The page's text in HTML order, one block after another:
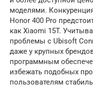
моделями.
Honor 400 Pro
как Xiaomi 15T.
проблемы с Ubisoft
даже у крупных
программным
избежать подобных
пользователям